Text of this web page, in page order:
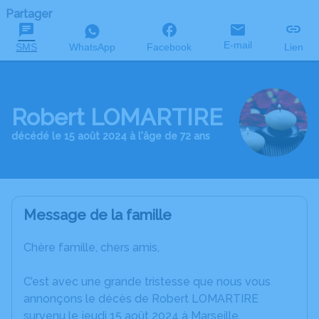
Partager
SMS WhatsApp Facebook E-mail Lien
Robert LOMARTIRE
décédé le 15 août 2024 à l'âge de 72 ans
Message de la famille
Chère famille, chers amis,
C’est avec une grande tristesse que nous vous
annonçons le décès de Robert LOMARTIRE
survenu le jeudi 15 août 2024 à Marseille.